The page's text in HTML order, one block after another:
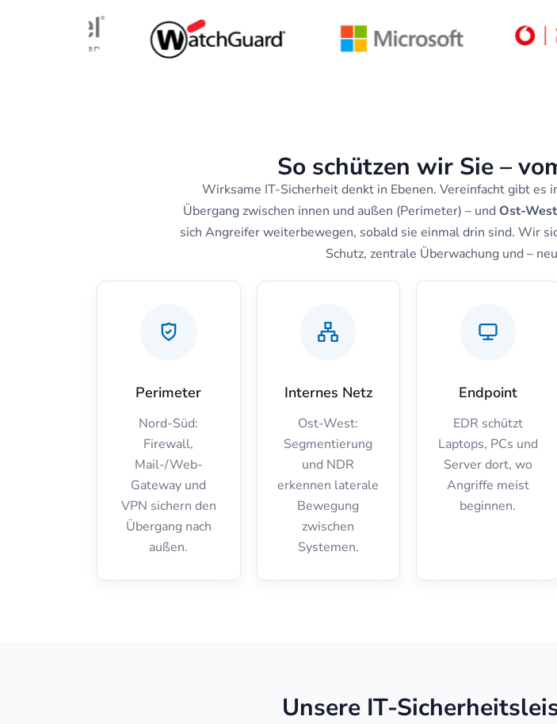
So schützen wir Sie –
Wirksame IT-Sicherheit denkt in Ebenen. Vereinfacht gibt es
Übergang zwischen innen und außen (Perimeter) – und Ost-West
sich Angreifer weiterbewegen, sobald sie einmal drin sind. Wir
Schutz, zentrale Überwachung und –
Perimeter
Nord-Süd:
Firewall,
Mail-/Web-
Gateway und
VPN sichern den
Übergang nach
außen.
Internes Netz
Ost-West:
Segmentierung
und NDR
erkennen laterale
Bewegung
zwischen
Systemen.
Endpoint
EDR schützt
Laptops, PCs und
Server dort, wo
Angriffe meist
beginnen.
Unsere IT-